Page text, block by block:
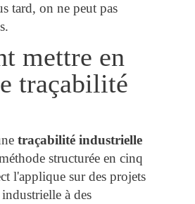
tard, on ne peut pas
mettre en
traçabilité
traçabilité industrielle
structurée en cinq
l'applique sur des projets
à des